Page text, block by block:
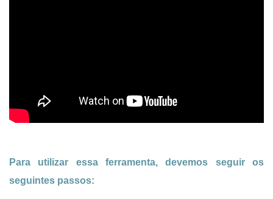
Para utilizar essa ferramenta, devemos seguir os
seguintes passos: